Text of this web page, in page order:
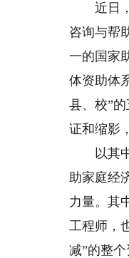
近日，
咨询与帮
一的国家
体资助体
县、校”
证和缩影
以其中
助家庭经
力量。其
工程师，
减”的整